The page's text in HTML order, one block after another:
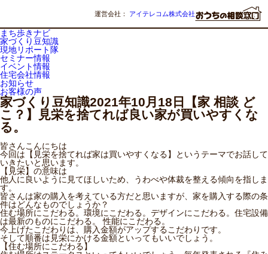
運営会社： アイテレコム株式会社
まち歩きナビ
家づくり豆知識
現地リポート隊
セミナー情報
イベント情報
住宅会社情報
お知らせ
お客様の声
家づくり豆知識2021年10月18日
【家 相談 ど
こ？】見栄を捨てれば良い家が買いやすくな
る。
皆さんこんにちは
今回は【見栄を捨てれば家は買いやすくなる】というテーマでお話して
いきたいと思います。
【見栄】の意味は
他人に良いように見てほしいため、うわべや体裁を整える傾向を指しま
す。
皆さんは家の購入を考えている方だと思いますが、家を購入する際の条
件はどんなものでしょうか？
住む場所にこだわる。環境にこだわる。デザインにこだわる。住宅設備
は最新のものにこだわる。 性能にこだわる。
今上げたこだわりは、購入金額がアップするこだわりです。
そして順番は見栄にかける金額といってもいいでしょう。
【住む場所にこだわる】